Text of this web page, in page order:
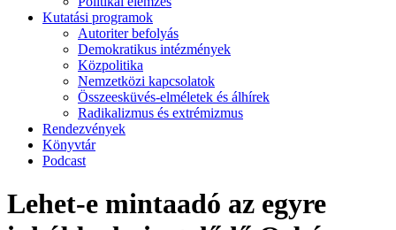
Kutatási programok
Autoriter befolyás
Demokratikus intézmények
Közpolitika
Nemzetközi kapcsolatok
Összeesküvés-elméletek és álhírek
Radikalizmus és extrémizmus
Rendezvények
Könyvtár
Podcast
Lehet-e mintaadó az egyre